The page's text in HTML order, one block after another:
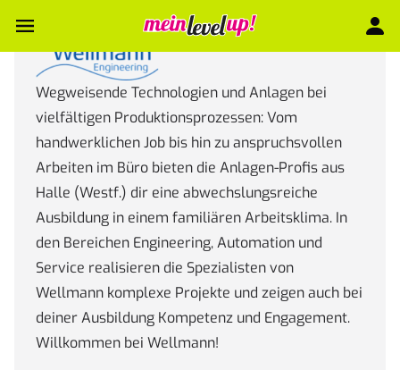
Wegweisende Technologien und Anlagen bei
vielfältigen Produktionsprozessen: Vom
handwerklichen Job bis hin zu anspruchsvollen
Arbeiten im Büro bieten die Anlagen-Profis aus
Halle (Westf.) dir eine abwechslungsreiche
Ausbildung in einem familiären Arbeitsklima. In
den Bereichen Engineering, Automation und
Service realisieren die Spezialisten von
Wellmann komplexe Projekte und zeigen auch bei
deiner Ausbildung Kompetenz und Engagement.
Willkommen bei Wellmann!